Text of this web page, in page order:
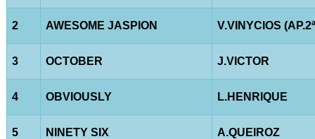
2 AWESOME JASPION V.VINYCIOS
3 OCTOBER J.VICTOR
4 OBVIOUSLY L.HENRIQUE
5 NINETY SIX A.QUEIROZ